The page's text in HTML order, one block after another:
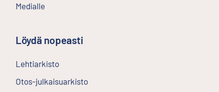
Medialle
Löydä nopeasti
Lehtiarkisto
Otos-julkaisuarkisto